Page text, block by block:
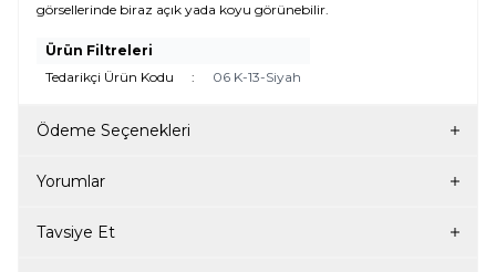
görsellerinde biraz açık yada koyu görünebilir.
Ürün Filtreleri
Tedarikçi Ürün Kodu
: 06 K-13-Siyah
Ödeme Seçenekleri
Yorumlar
Tavsiye Et